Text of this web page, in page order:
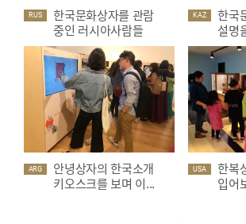
RUS
한국문화상자를 관람
중인 러시아사람들
KAZ
한국
설명
ARG
안녕상자의 한국소개
키오스크를 보며 이...
USA
한복
입어